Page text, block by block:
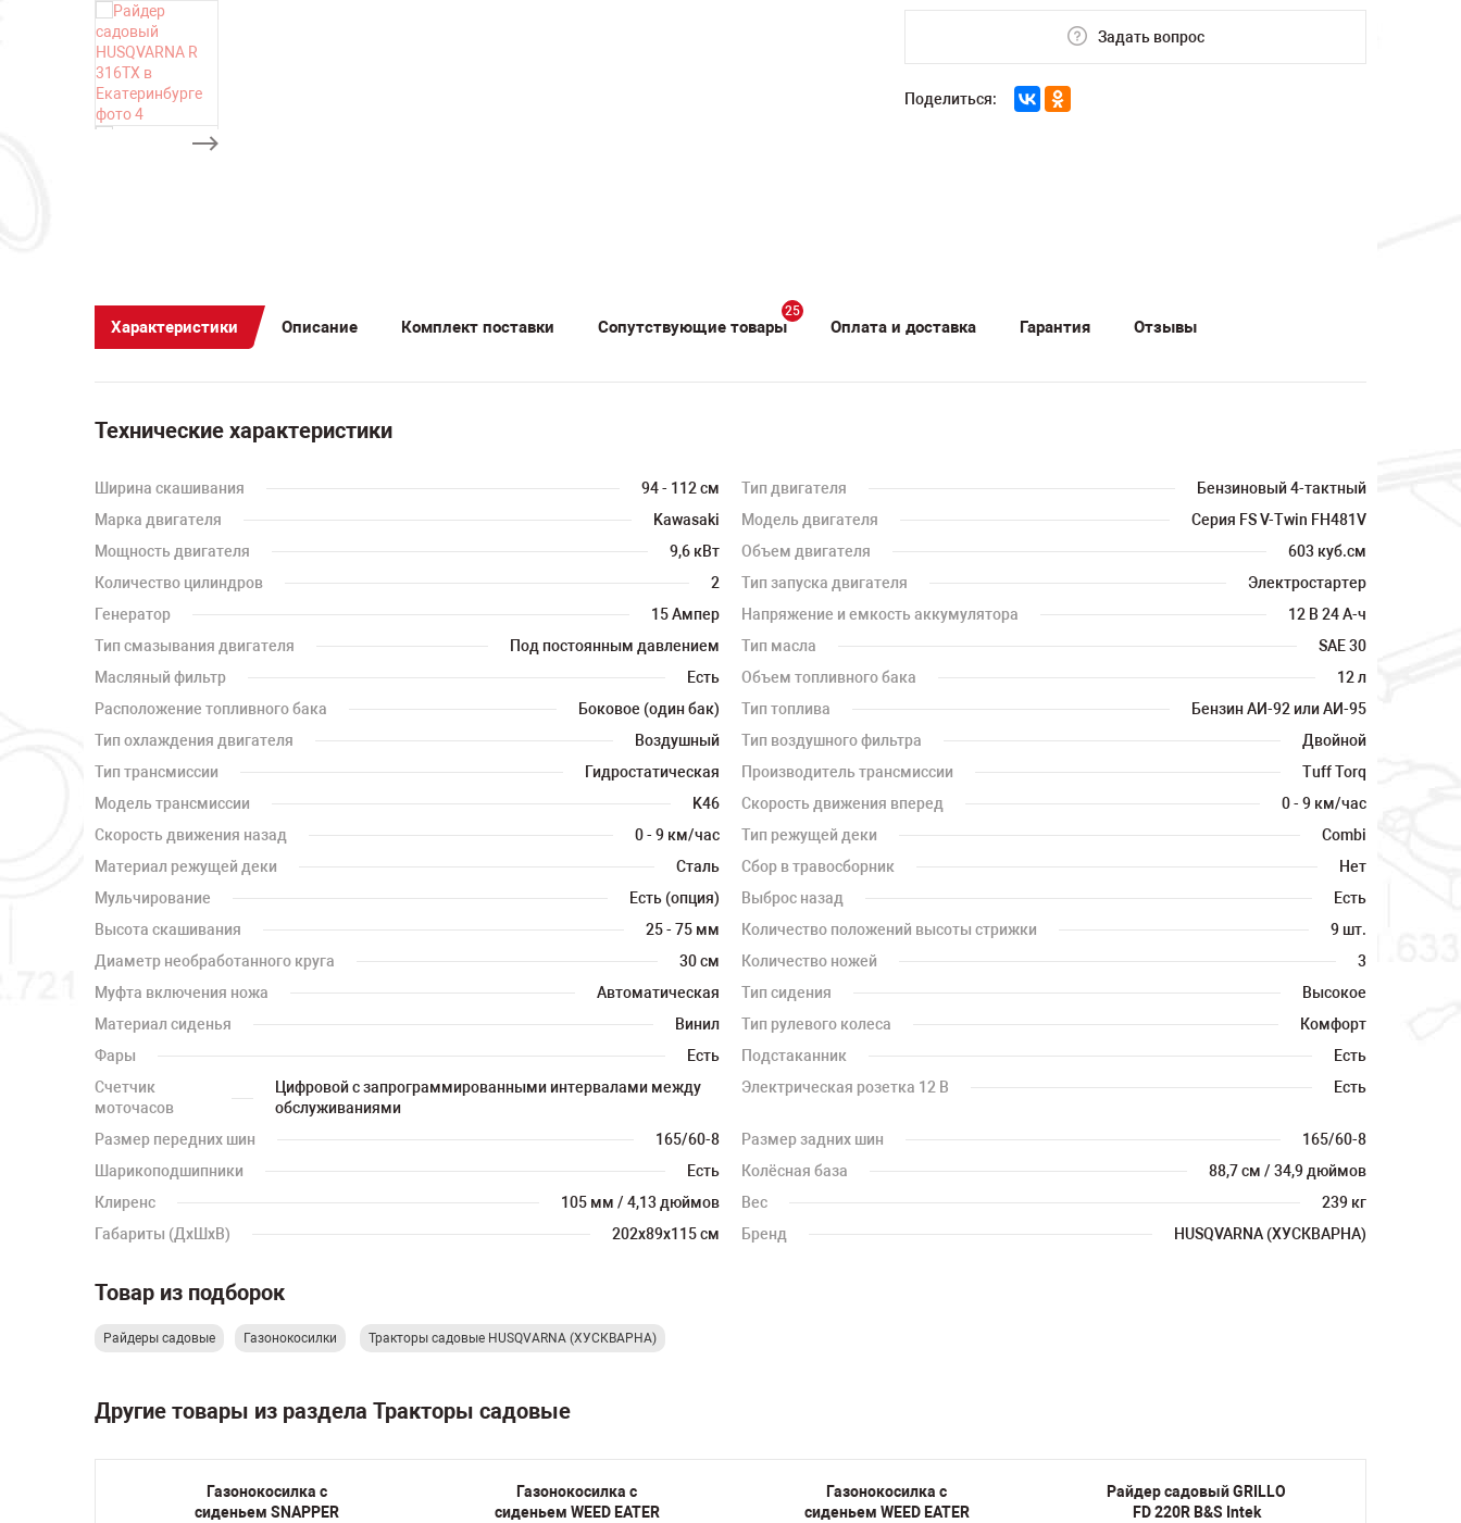
Задать вопрос
Поделиться:
Характеристики Описание Комплект поставки Сопутствующие товары
25
Оплата и доставка Гарантия Отзывы
Технические характеристики
Ширина скашивания 94 - 112 см Тип двигателя
Бензиновый 4-тактный
Марка двигателя
Kawasaki Модель двигателя
Серия FS V-Twin FH481V
Мощность двигателя
9,6 кВт Объем двигателя
603 куб.см
Количество цилиндров
2 Тип запуска двигателя
Электростартер
Генератор
15 Ампер Напряжение и емкость аккумулятора
12 В 24 А-ч
Тип смазывания двигателя
Под постоянным давлением Тип масла
SAE 30
Масляный фильтр
Есть Объем топливного бака
12 л
Расположение топливного бака
Боковое (один бак) Тип топлива
Бензин АИ-92 или АИ-95
Тип охлаждения двигателя
Воздушный Тип воздушного фильтра
Двойной
Тип трансмиссии
Гидростатическая Производитель трансмиссии
Tuff Torq
Модель трансмиссии
K46 Скорость движения вперед
0 - 9 км/час
Скорость движения назад
0 - 9 км/час Тип режущей деки
Combi
Материал режущей деки
Сталь Сбор в травосборник
Нет
Мульчирование
Есть (опция) Выброс назад
Есть
Высота скашивания
25 - 75 мм Количество положений высоты стрижки
9 шт.
Диаметр необработанного круга
30 см Количество ножей
3
Муфта включения ножа
Автоматическая Тип сидения
Высокое
Материал сиденья
Винил Тип рулевого колеса
Комфорт
Фары
Есть Подстаканник
Есть
Счетчик
моточасов
Цифровой с запрограммированными интервалами между
обслуживаниями
Электрическая розетка 12 В Есть
Размер передних шин 165/60-8 Размер задних шин
165/60-8
Шарикоподшипники
Есть Колёсная база
88,7 см / 34,9 дюймов
Клиренс
105 мм / 4,13 дюймов Вес
239 кг
Габариты (ДхШхВ)
202х89х115 см Бренд HUSQVARNA (ХУСКВАРНА)
Товар из подборок
Райдеры садовые Газонокосилки Тракторы садовые HUSQVARNA (ХУСКВАРНА)
Другие товары из раздела Тракторы садовые
Газонокосилка с
сиденьем SNAPPER
Газонокосилка с
сиденьем WEED EATER
Газонокосилка с
сиденьем WEED EATER
Райдер садовый GRILLO
FD 220R B&S Intek